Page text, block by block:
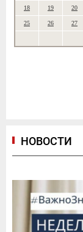
18 19 20
25 26 27
НОВОСТИ